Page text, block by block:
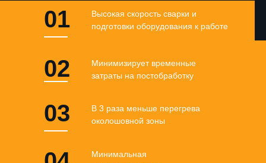
Минимальная
Высокая скорость сварки и
подготовки оборудования к работе
Минимизирует временные
затраты на постобработку
В 3 раза меньше перегрева
околошовной зоны
01
02
03